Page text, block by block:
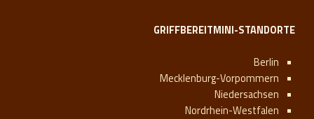
GRIFFBEREITMINI-STANDORTE
Berlin
Mecklenburg-Vorpommern
Niedersachsen
Nordrhein-Westfalen